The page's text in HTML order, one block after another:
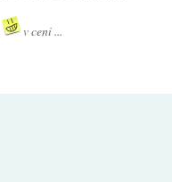
v ceni ...